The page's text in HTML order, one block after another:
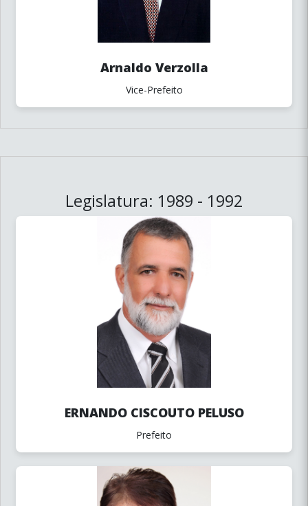
Arnaldo Verzolla
Vice-Prefeito
Legislatura: 1989 - 1992
ERNANDO CISCOUTO PELUSO
Prefeito